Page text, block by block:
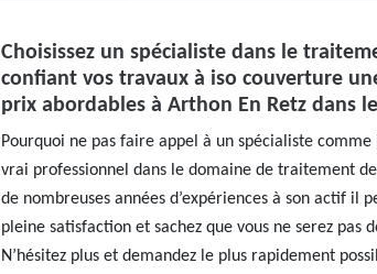
Choisissez un spécialiste dans le
confiant vos travaux à iso couverture
prix abordables à Arthon En Retz dans
Pourquoi ne pas faire appel à un spécialiste
vrai professionnel dans le domaine de traitement
de nombreuses années d’expériences à son actif il
pleine satisfaction et sachez que vous ne serez pas
N’hésitez plus et demandez le plus rapidement